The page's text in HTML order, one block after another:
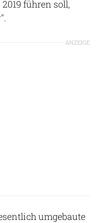
führen soll,
ANZEIGE
umgebaute